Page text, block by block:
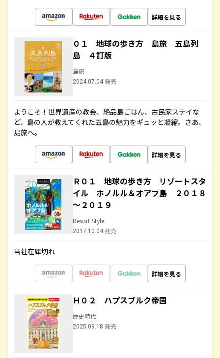
詳細を見る
０１ 地球の歩き方 島旅 五島列
島 ４訂版
島旅
2024.07.04 発売
ようこそ！世界遺産の教会、絶品島ごはん、古民家ステイな
ど、島の人が教えてくれた五島の魅力をギュッと凝縮。さあ、
島旅へ。
詳細を見る
Ｒ０１ 地球の歩き方 リゾートスタ
イル ホノルル＆オアフ島 ２０１８
～２０１９
Resort Style
2017.10.04 発売
当社在庫切れ
詳細を見る
Ｈ０２ ハプスブルク帝国
歴史時代
2025.09.18 発売